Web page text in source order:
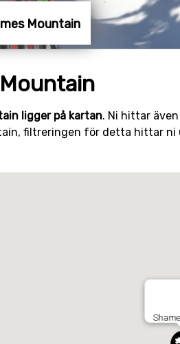
Mountain
ligger på kartan. Ni hittar
filtreringen för detta hittar ni